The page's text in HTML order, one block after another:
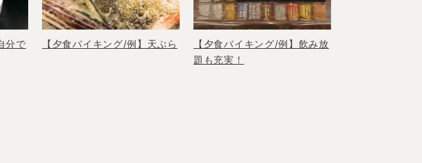
分で
【夕食バイキング/例】天ぷら
【夕食バイキング/例】飲み放
題も充実！